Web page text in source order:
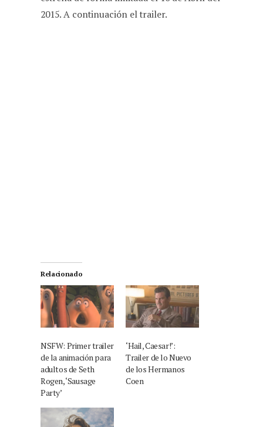
2015. A continuación el trailer.
Relacionado
NSFW: Primer trailer
de la animación para
adultos de Seth
Rogen, ‘Sausage
Party’
‘Hail, Caesar!’:
Trailer de lo Nuevo
de los Hermanos
Coen